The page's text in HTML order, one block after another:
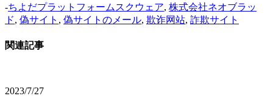
-ちよだプラットフォームスクウェア, 株式会社ネオブラッ
ド, 偽サイト , 偽サイトのメール, 欺诈网站, 詐欺サイト
関連記事
2023/7/27